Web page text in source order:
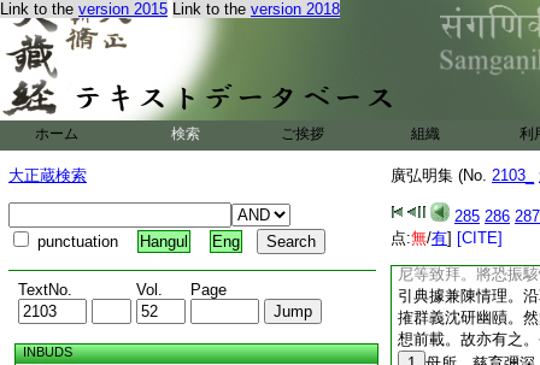
Link to the version 2015 Link to the version 2018
ホーム 検索 ご挨拶 組織 利
大正蔵検索
punctuation Hangul Eng
TextNo. Vol. Page
INBUDS
廣弘明集 (No. 2103_
285 286 287
点:無/有] [CITE]
於君親致拜恐爽於
者件状如前伏聽勅旨
今上停沙門
東臺若夫華裔列聖
六順之基。偕協五
乎跪拜之
政崇眞導俗。凝襟
正以尊親之道禮經
之明准。豈可以絶
累貞規迺遺温
尼等致拜。將恐振
引典據兼陳情理。
搉群義沈研幽賾。
想前載。故亦有之